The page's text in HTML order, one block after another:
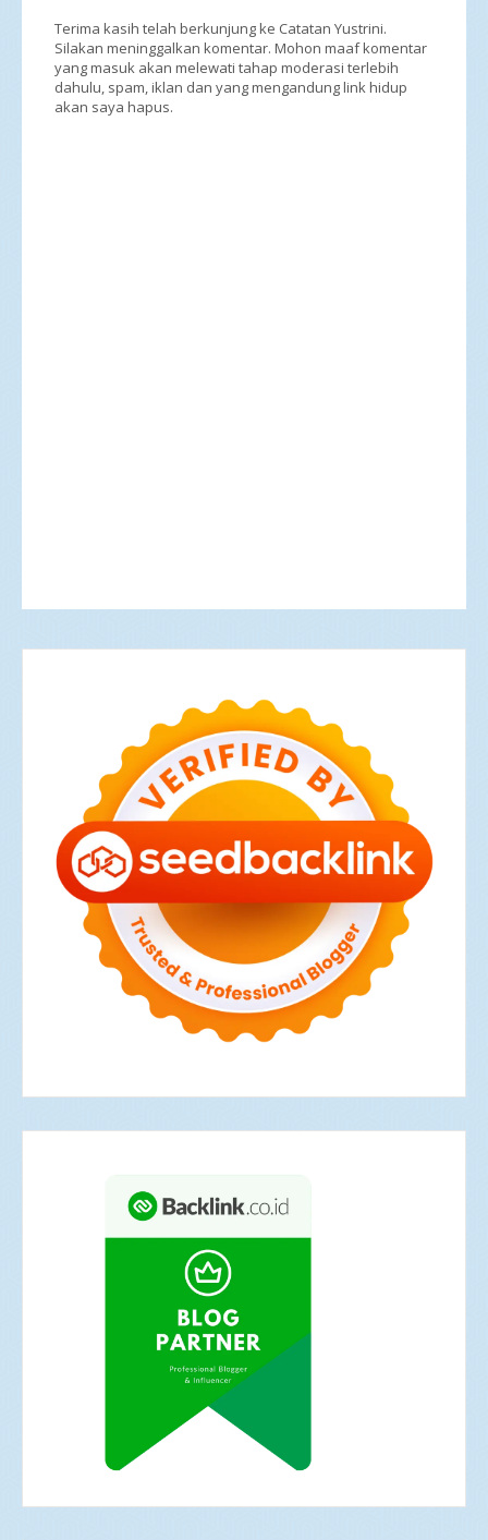
Terima kasih telah berkunjung ke Catatan Yustrini.
Silakan meninggalkan komentar. Mohon maaf komentar
yang masuk akan melewati tahap moderasi terlebih
dahulu, spam, iklan dan yang mengandung link hidup
akan saya hapus.